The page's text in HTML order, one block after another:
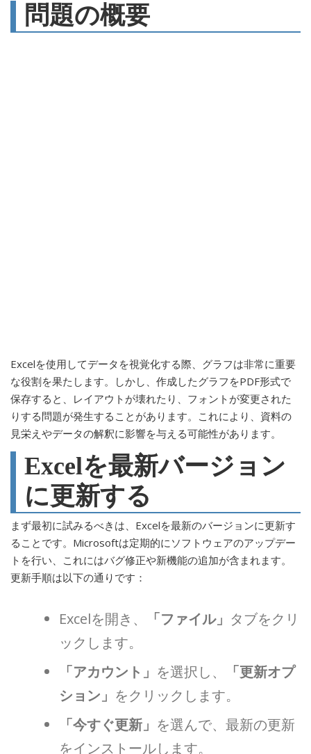
問題の概要
Excelを使用してデータを視覚化する際、グラフは非常に重要
な役割を果たします。しかし、作成したグラフをPDF形式で
保存すると、レイアウトが壊れたり、フォントが変更された
りする問題が発生することがあります。これにより、資料の
見栄えやデータの解釈に影響を与える可能性があります。
Excelを最新バージョン
に更新する
まず最初に試みるべきは、Excelを最新のバージョンに更新す
ることです。Microsoftは定期的にソフトウェアのアップデー
トを行い、これにはバグ修正や新機能の追加が含まれます。
更新手順は以下の通りです：
Excelを開き、 「ファイル」 タブをクリ
ックします。
「アカウント」 を選択し、
「更新オプ
ション」 をクリックします。
「今すぐ更新」 を選んで、最新の更新
をインストールします。